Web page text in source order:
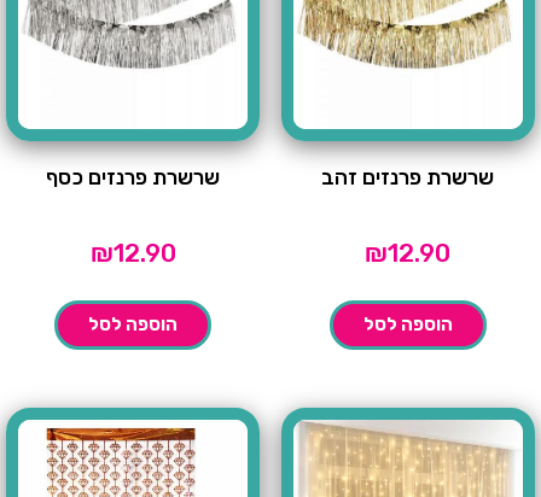
שרשרת פרנזים זהב
₪12.90
הוספה לסל
שרשרת פרנזים כסף
₪12.90
הוספה לסל